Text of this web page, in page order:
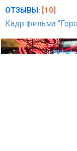
ОТЗЫВЫ: [10]
Кадр фильма